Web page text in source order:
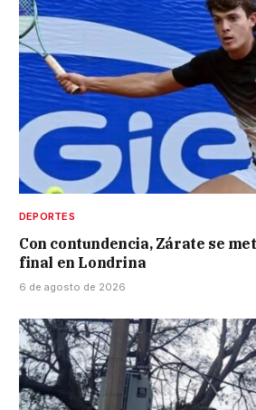
DEPORTES
Con contundencia, Zárate se
final en Londrina
6 de agosto de 2026